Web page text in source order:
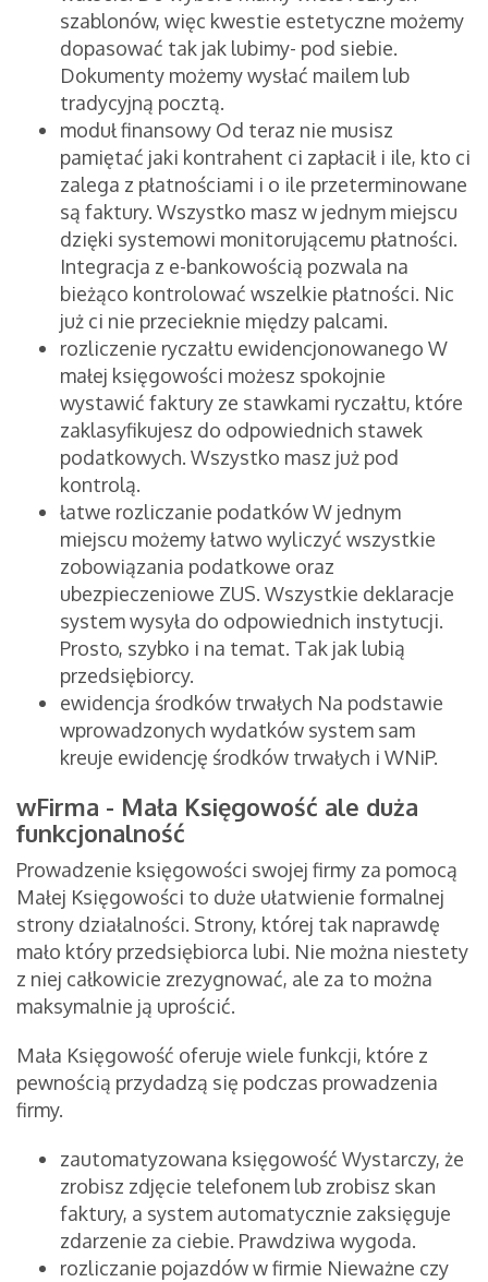
szablonów, więc kwestie estetyczne możemy
dopasować tak jak lubimy- pod siebie.
Dokumenty możemy wysłać mailem lub
tradycyjną pocztą.
moduł finansowy Od teraz nie musisz
pamiętać jaki kontrahent ci zapłacił i ile, kto ci
zalega z płatnościami i o ile przeterminowane
są faktury. Wszystko masz w jednym miejscu
dzięki systemowi monitorującemu płatności.
Integracja z e-bankowością pozwala na
bieżąco kontrolować wszelkie płatności. Nic
już ci nie przecieknie między palcami.
rozliczenie ryczałtu ewidencjonowanego W
małej księgowości możesz spokojnie
wystawić faktury ze stawkami ryczałtu, które
zaklasyfikujesz do odpowiednich stawek
podatkowych. Wszystko masz już pod
kontrolą.
łatwe rozliczanie podatków W jednym
miejscu możemy łatwo wyliczyć wszystkie
zobowiązania podatkowe oraz
ubezpieczeniowe ZUS. Wszystkie deklaracje
system wysyła do odpowiednich instytucji.
Prosto, szybko i na temat. Tak jak lubią
przedsiębiorcy.
ewidencja środków trwałych Na podstawie
wprowadzonych wydatków system sam
kreuje ewidencję środków trwałych i WNiP.
wFirma - Mała Księgowość ale duża
funkcjonalność
Prowadzenie księgowości swojej firmy za pomocą
Małej Księgowości to duże ułatwienie formalnej
strony działalności. Strony, której tak naprawdę
mało który przedsiębiorca lubi. Nie można niestety
z niej całkowicie zrezygnować, ale za to można
maksymalnie ją uprościć.
Mała Księgowość oferuje wiele funkcji, które z
pewnością przydadzą się podczas prowadzenia
firmy.
zautomatyzowana księgowość Wystarczy, że
zrobisz zdjęcie telefonem lub zrobisz skan
faktury, a system automatycznie zaksięguje
zdarzenie za ciebie. Prawdziwa wygoda.
rozliczanie pojazdów w firmie Nieważne czy